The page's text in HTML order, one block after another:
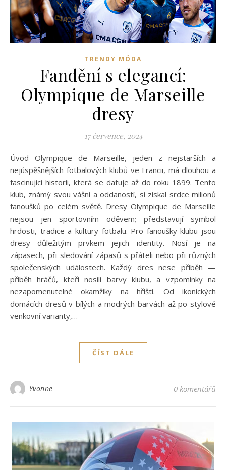
TRENDY MÓDA
Fandění s elegancí:
Olympique de Marseille
dresy
17 července, 2024
Úvod Olympique de Marseille, jeden z nejstarších a
nejúspěšnějších fotbalových klubů ve Francii, má dlouhou a
fascinující historii, která se datuje až do roku 1899. Tento
klub, známý svou vášní a oddaností, si získal srdce milionů
fanoušků po celém světě. Dresy Olympique de Marseille
nejsou jen sportovním oděvem; představují symbol
hrdosti, tradice a kultury fotbalu. Pro fanoušky klubu jsou
dresy důležitým prvkem jejich identity. Nosí je na
zápasech, při sledování zápasů s přáteli nebo při různých
společenských událostech. Každý dres nese příběh —
příběh hráčů, kteří nosili barvy klubu, a vzpomínky na
nezapomenutelné okamžiky na hřišti. Od ikonických
domácích dresů v bílých a modrých barvách až po stylové
venkovní varianty,…
ČÍST DÁLE
Yvonne 0 komentářů